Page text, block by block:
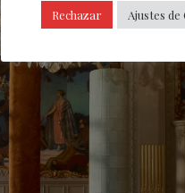
Rechazar Ajustes de